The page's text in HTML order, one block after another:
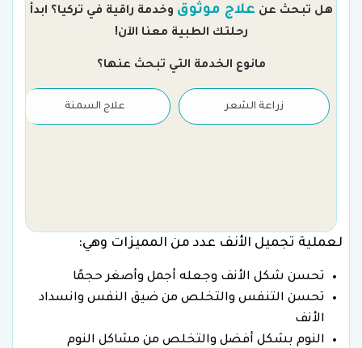
هل تبحث عن علاج موثوق وخدمة راقية في تركيا؟ ابدأ
رحلتك الطبية معنا الآن!
مانوع الخدمة التي تبحث عنها؟
زراعة الشعر علاج السمنة
لعملية تجميل الأنف عدد من المميزات وهي:
تحسن شكل الأنف وجعله أجمل وأصغر حجمًا
تحسن التنفس والتخلص من ضيق النفس وانسداد
الأنف
النوم بشكل أفضل والتخلص من مشاكل النوم